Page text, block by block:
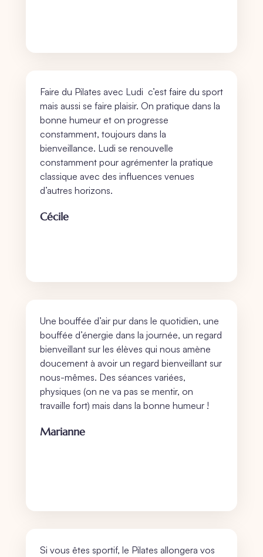
Faire du Pilates avec Ludi c’est faire du sport
mais aussi se faire plaisir. On pratique dans la
bonne humeur et on progresse
constamment, toujours dans la
bienveillance. Ludi se renouvelle
constamment pour agrémenter la pratique
classique avec des influences venues
d’autres horizons.
Cécile
Une bouffée d’air pur dans le quotidien, une
bouffée d’énergie dans la journée, un regard
bienveillant sur les élèves qui nous amène
doucement à avoir un regard bienveillant sur
nous-mêmes. Des séances variées,
physiques (on ne va pas se mentir, on
travaille fort) mais dans la bonne humeur !
Marianne
Si vous êtes sportif, le Pilates allongera vos